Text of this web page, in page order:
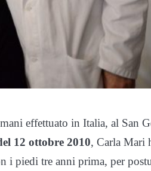
effettuato in Italia, al San
12 ottobre 2010, Carla Mari
i piedi tre anni prima, per